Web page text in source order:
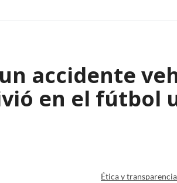
accidente
en el fútbol
Ética y